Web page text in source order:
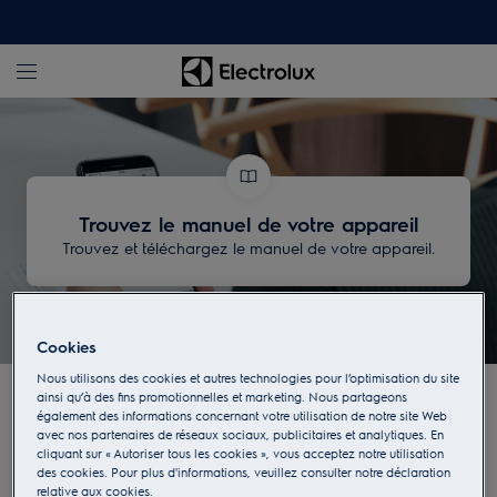
Trouvez le manuel de votre appareil
Trouvez et téléchargez le manuel de votre appareil.
Trouvez le manuel de
votre appareil Electrolux
Cookies
Nous utilisons des cookies et autres technologies pour l’optimisation du site
ainsi qu’à des fins promotionnelles et marketing. Nous partageons
également des informations concernant votre utilisation de notre site Web
avec nos partenaires de réseaux sociaux, publicitaires et analytiques. En
cliquant sur « Autoriser tous les cookies », vous acceptez notre utilisation
des cookies. Pour plus d'informations, veuillez consulter notre déclaration
relative aux cookies.